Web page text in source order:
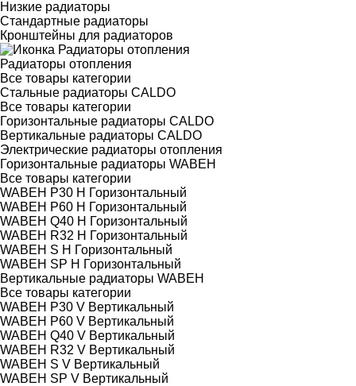
Низкие радиаторы
Стандартные радиаторы
Кронштейны для радиаторов
Радиаторы отопления
Все товары категории
Стальные радиаторы CALDO
Все товары категории
Горизонтальные радиаторы CALDO
Вертикальные радиаторы CALDO
Электрические радиаторы отопления
Горизонтальные радиаторы WABEH
Все товары категории
WABEH P30 H Горизонтальный
WABEH P60 H Горизонтальный
WABEH Q40 H Горизонтальный
WABEH R32 H Горизонтальный
WABEH S H Горизонтальный
WABEH SP H Горизонтальный
Вертикальные радиаторы WABEH
Все товары категории
WABEH P30 V Вертикальный
WABEH P60 V Вертикальный
WABEH Q40 V Вертикальный
WABEH R32 V Вертикальный
WABEH S V Вертикальный
WABEH SP V Вертикальный